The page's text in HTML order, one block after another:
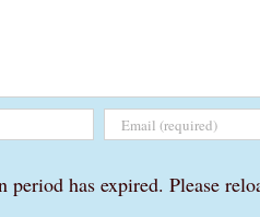
has expired. Please